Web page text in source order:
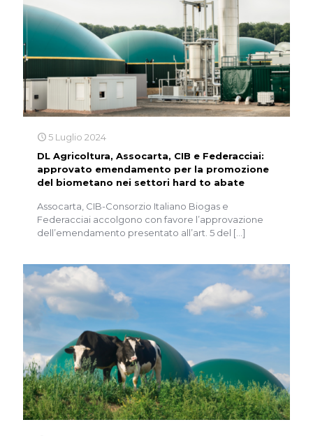
5 Luglio 2024
DL Agricoltura, Assocarta, CIB e Federacciai:
approvato emendamento per la promozione
del biometano nei settori hard to abate
Assocarta, CIB-Consorzio Italiano Biogas e
Federacciai accolgono con favore l’approvazione
dell’emendamento presentato all’art. 5 del […]